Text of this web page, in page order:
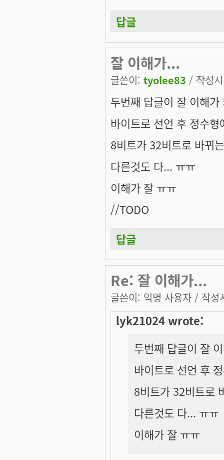
답글
잘 이해가...
글쓴이: tyolee83 / 작성
두번째 답글이 잘 이해가
바이트로 선언 후 정수형
8비트가 32비트로 바뀌
다른것도 다... ㅠㅠ
이해가 잘 ㅠㅠ
//TODO
답글
Re: 잘 이해가...
글쓴이: 익명 사용자 / 작성
lyk21024 wrote:
두번째 답글이 잘
바이트로 선언 후
8비트가 32비트로
다른것도 다... ㅠㅠ
이해가 잘 ㅠㅠ